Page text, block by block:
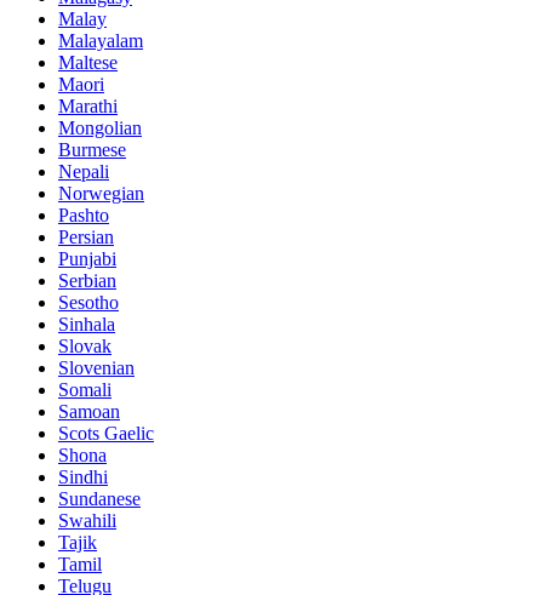
Malay
Malayalam
Maltese
Maori
Marathi
Mongolian
Burmese
Nepali
Norwegian
Pashto
Persian
Punjabi
Serbian
Sesotho
Sinhala
Slovak
Slovenian
Somali
Samoan
Scots Gaelic
Shona
Sindhi
Sundanese
Swahili
Tajik
Tamil
Telugu